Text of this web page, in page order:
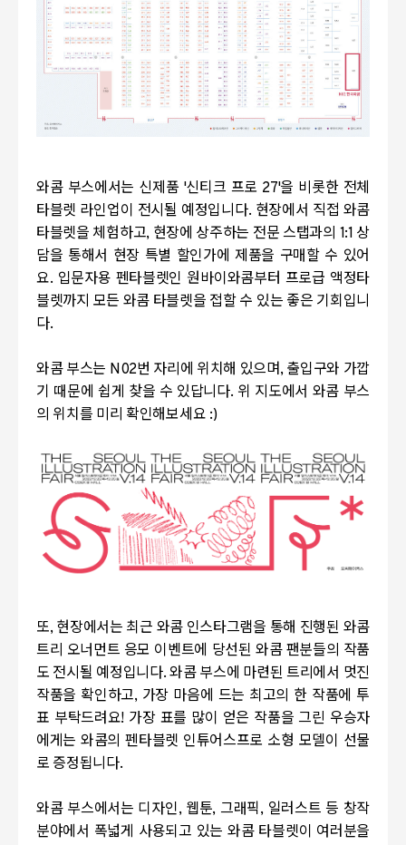
와콤 부스에서는 신제품 '신티크 프로 27'을 비롯한 전체
타블렛 라인업이 전시될 예정입니다. 현장에서 직접 와콤
타블렛을 체험하고, 현장에 상주하는 전문 스탭과의 1:1 상
담을 통해서 현장 특별 할인가에 제품을 구매할 수 있어
요. 입문자용 펜타블렛인 원바이와콤부터 프로급 액정타
블렛까지 모든 와콤 타블렛을 접할 수 있는 좋은 기회입니
다.
와콤 부스는 N02번 자리에 위치해 있으며, 출입구와 가깝
기 때문에 쉽게 찾을 수 있답니다. 위 지도에서 와콤 부스
의 위치를 미리 확인해보세요 :)
또, 현장에서는 최근 와콤 인스타그램을 통해 진행된 와콤
트리 오너먼트 응모 이벤트에 당선된 와콤 팬분들의 작품
도 전시될 예정입니다. 와콤 부스에 마련된 트리에서 멋진
작품을 확인하고, 가장 마음에 드는 최고의 한 작품에 투
표 부탁드려요! 가장 표를 많이 얻은 작품을 그린 우승자
에게는 와콤의 펜타블렛 인튜어스프로 소형 모델이 선물
로 증정됩니다.
와콤 부스에서는 디자인, 웹툰, 그래픽, 일러스트 등 창작
분야에서 폭넓게 사용되고 있는 와콤 타블렛이 여러분을